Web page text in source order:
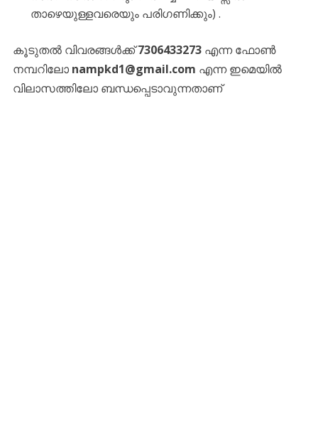
താഴെയുള്ളവരെയും പരിഗണിക്കും) .
കൂടുതൽ വിവരങ്ങൾക്ക്7306433273എന്ന ഫോൺ
നമ്പറിലോ nampkd1@gmail.com എന്ന ഇമെയിൽ
വിലാസത്തിലോ ബന്ധപ്പെടാവുന്നതാണ്